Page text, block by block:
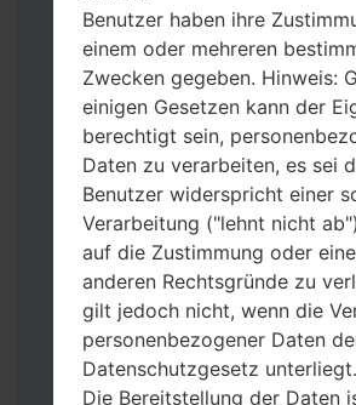
Methoden, wie es geht:
Halten Sie die Power-,
Bixbi- Tasten gedrückt.
Halten Sie Lauter- und
gedrückt. Schließen Sie
einem USB-Kabel an den PC
Halten Sie die Power-,
Home-Tasten gedrückt.
Schließen Sie das USB-
halten Sie die Leiser- und
gedrückt.
Halten Sie die Power-
Tasten gedrückt.
Dann schließen Sie das
Benutzer haben ihre
einem oder mehreren
Zwecken gegeben. Hinweis:
einigen Gesetzen kann der
berechtigt sein,
Daten zu verarbeiten, es sei
Benutzer widerspricht einer
Verarbeitung ("lehnt nicht
auf die Zustimmung oder
anderen Rechtsgründe zu
gilt jedoch nicht, wenn die
personenbezogener Daten
Datenschutzgesetz unterliegt.
Die Bereitstellung der Daten